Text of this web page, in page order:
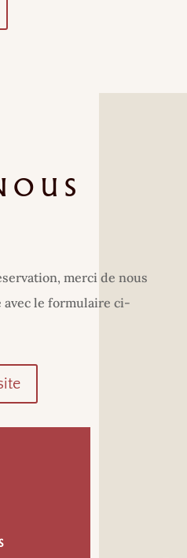
merci de nous
avec le formulaire ci-